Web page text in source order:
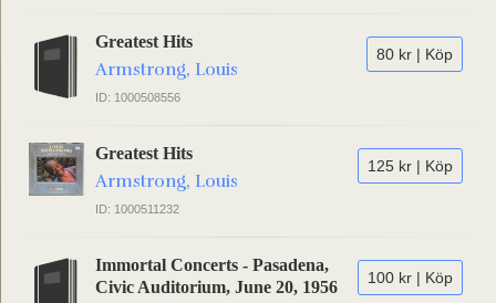
80 kr | Köp
Greatest Hits
Armstrong, Louis
ID: 1000508556
125 kr | Köp
Greatest Hits
Armstrong, Louis
ID: 1000511232
100 kr | Köp
Immortal Concerts - Pasadena,
Civic Auditorium, June 20, 1956